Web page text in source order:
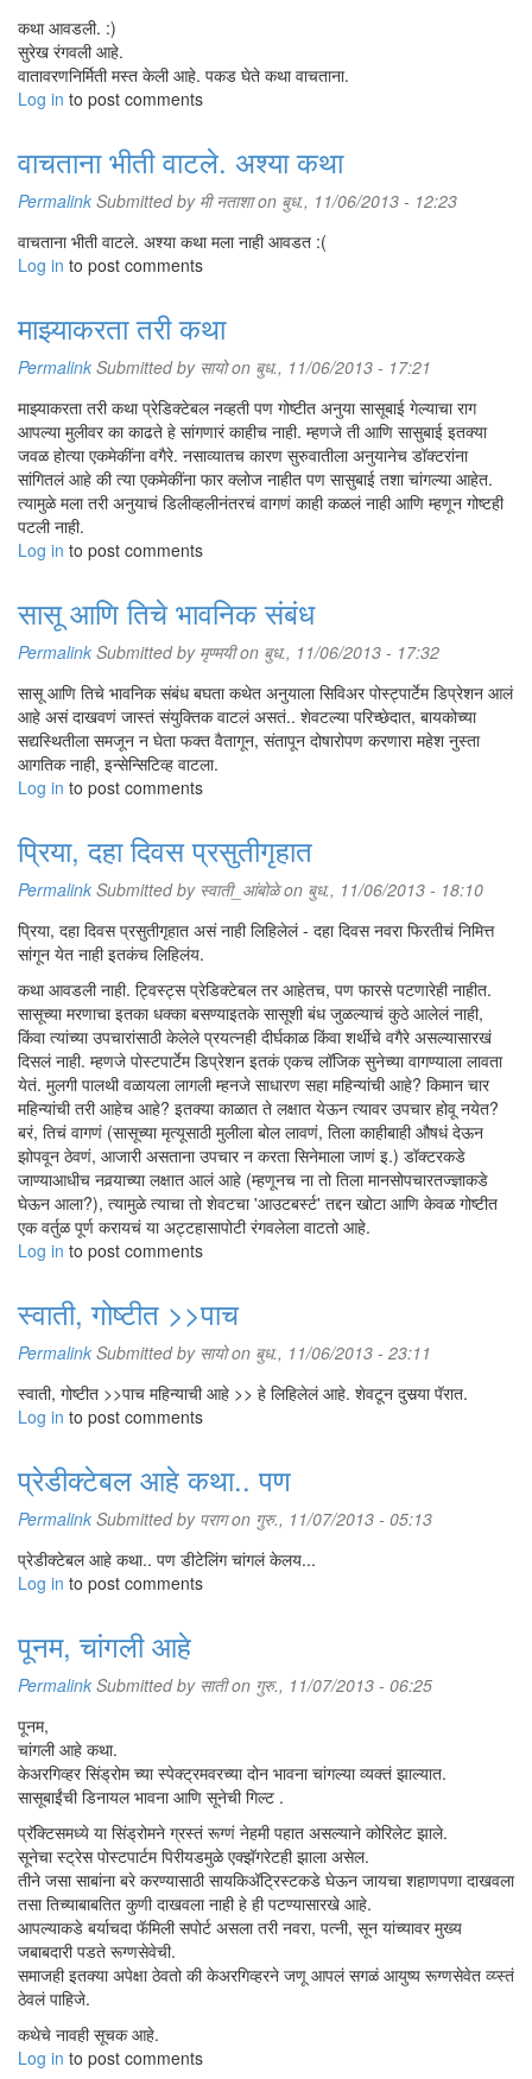
कथा आवडली. :)
सुरेख रंगवली आहे.
वातावरणनिर्मिती मस्त केली आहे. पकड घेते कथा वाचताना.
Log in to post comments
वाचताना भीती वाटले. अश्या कथा
Permalink Submitted by मी नताशाon बुध., 11/06/2013 - 12:23
वाचताना भीती वाटले. अश्या कथा मला नाही आवडत :(
Log in to post comments
माझ्याकरता तरी कथा
Permalink Submitted by सायोon बुध., 11/06/2013 - 17:21
माझ्याकरता तरी कथा प्रेडिक्टेबल नव्हती पण गोष्टीत अनुया सासूबाई गेल्याचा राग
आपल्या मुलीवर का काढते हे सांगणारं काहीच नाही. म्हणजे ती आणि सासुबाई इतक्या
जवळ होत्या एकमेकींना वगैरे. नसाव्यातच कारण सुरुवातीला अनुयानेच डॉक्टरांना
सांगितलं आहे की त्या एकमेकींना फार क्लोज नाहीत पण सासुबाई तशा चांगल्या आहेत.
त्यामुळे मला तरी अनुयाचं डिलीव्हलीनंतरचं वागणं काही कळलं नाही आणि म्हणून गोष्टही
पटली नाही.
Log in to post comments
सासू आणि तिचे भावनिक संबंध
Permalink Submitted by मृण्मयीon बुध., 11/06/2013 - 17:32
सासू आणि तिचे भावनिक संबंध बघता कथेत अनुयाला सिविअर पोस्ट्पार्टेम डिप्रेशन आलं
आहे असं दाखवणं जास्तं संयुक्तिक वाटलं असतं.. शेवटल्या परिच्छेदात, बायकोच्या
सद्यस्थितीला समजून न घेता फक्त वैतागून, संतापून दोषारोपण करणारा महेश नुस्ता
आगतिक नाही, इन्सेन्सिटिव्ह वाटला.
Log in to post comments
प्रिया, दहा दिवस प्रसुतीगृहात
Permalink Submitted by स्वाती_आंबोळेon बुध., 11/06/2013 - 18:10
प्रिया, दहा दिवस प्रसुतीगृहात असं नाही लिहिलेलं - दहा दिवस नवरा फिरतीचं निमित्त
सांगून येत नाही इतकंच लिहिलंय.
कथा आवडली नाही. ट्विस्ट्स प्रेडिक्टेबल तर आहेतच, पण फारसे पटणारेही नाहीत.
सासूच्या मरणाचा इतका धक्का बसण्याइतके सासूशी बंध जुळल्याचं कुठे आलेलं नाही,
किंवा त्यांच्या उपचारांसाठी केलेले प्रयत्नही दीर्घकाळ किंवा शर्थीचे वगैरे असल्यासारखं
दिसलं नाही. म्हणजे पोस्टपार्टेम डिप्रेशन इतकं एकच लॉजिक सुनेच्या वागण्याला लावता
येतं. मुलगी पालथी वळायला लागली म्हनजे साधारण सहा महिन्यांची आहे? किमान चार
महिन्यांची तरी आहेच आहे? इतक्या काळात ते लक्षात येऊन त्यावर उपचार होवू नयेत?
बरं, तिचं वागणं (सासूच्या मृत्यूसाठी मुलीला बोल लावणं, तिला काहीबाही औषधं देऊन
झोपवून ठेवणं, आजारी असताना उपचार न करता सिनेमाला जाणं इ.) डॉक्टरकडे
जाण्याआधीच नवर्‍याच्या लक्षात आलं आहे (म्हणूनच ना तो तिला मानसोपचारतज्ज्ञाकडे
घेऊन आला?), त्यामुळे त्याचा तो शेवटचा 'आउटबर्स्ट' तद्दन खोटा आणि केवळ गोष्टीत
एक वर्तुळ पूर्ण करायचं या अट्टहासापोटी रंगवलेला वाटतो आहे.
Log in to post comments
स्वाती, गोष्टीत >>पाच
Permalink Submitted by सायोon बुध., 11/06/2013 - 23:11
स्वाती, गोष्टीत >>पाच महिन्याची आहे >> हे लिहिलेलं आहे. शेवटून दुसर्‍या पॅरात.
Log in to post comments
प्रेडीक्टेबल आहे कथा.. पण
Permalink Submitted by परागon गुरु., 11/07/2013 - 05:13
प्रेडीक्टेबल आहे कथा.. पण डीटेलिंग चांगलं केलय...
Log in to post comments
पूनम, चांगली आहे
Permalink Submitted by सातीon गुरु., 11/07/2013 - 06:25
पूनम,
चांगली आहे कथा.
केअरगिव्हर सिंड्रोम च्या स्पेक्ट्रमवरच्या दोन भावना चांगल्या व्यक्तं झाल्यात.
सासूबाईंची डिनायल भावना आणि सूनेची गिल्ट .
प्रॅक्टिसमध्ये या सिंड्रोमने ग्रस्तं रूग्णं नेहमी पहात असल्याने कोरिलेट झाले.
सूनेचा स्ट्रेस पोस्टपार्टम पिरीयडमुळे एक्झॅगरेटही झाला असेल.
तीने जसा साबांना बरे करण्यासाठी सायकिअ‍ॅट्रिस्टकडे घेऊन जायचा शहाणपणा दाखवला
तसा तिच्याबाबतित कुणी दाखवला नाही हे ही पटण्यासारखे आहे.
आपल्याकडे बर्याचदा फॅमिली सपोर्ट असला तरी नवरा, पत्नी, सून यांच्यावर मुख्य
जबाबदारी पडते रूग्णसेवेची.
समाजही इतक्या अपेक्षा ठेवतो की केअरगिव्हरने जणू आपलं सगळं आयुष्य रूग्णसेवेत व्य्स्तं
ठेवलं पाहिजे.
कथेचे नावही सूचक आहे.
Log in to post comments